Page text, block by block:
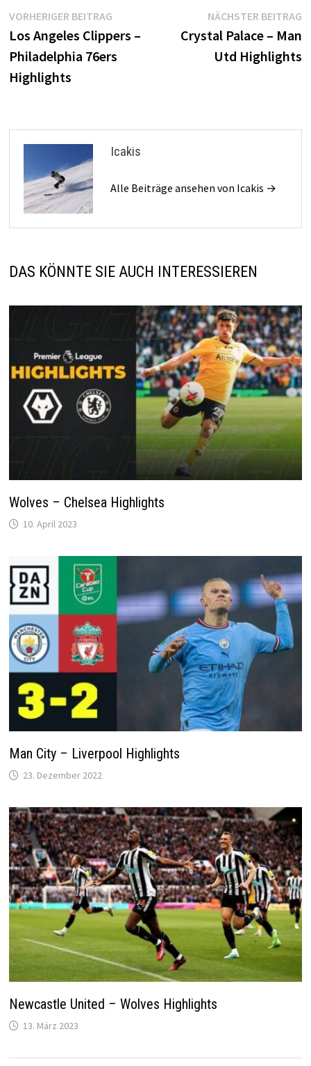
Beitragsnavigation
VORHERIGER BEITRAGVorheriger
Beitrag:
Los Angeles Clippers –
Philadelphia 76ers
Highlights
NÄCHSTER BEITRAG
Crystal Palace – Man
Utd Highlights
Icakis
Alle Beiträge ansehen von Icakis →
DAS KÖNNTE SIE AUCH INTERESSIEREN
Wolves – Chelsea Highlights
10. April 2023
Man City – Liverpool Highlights
23. Dezember 2022
Newcastle United – Wolves Highlights
13. März 2023